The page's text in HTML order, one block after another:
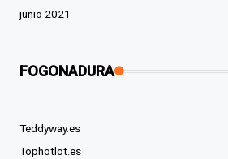
junio 2021
FOGONADURA
Teddyway.es
Tophotlot.es